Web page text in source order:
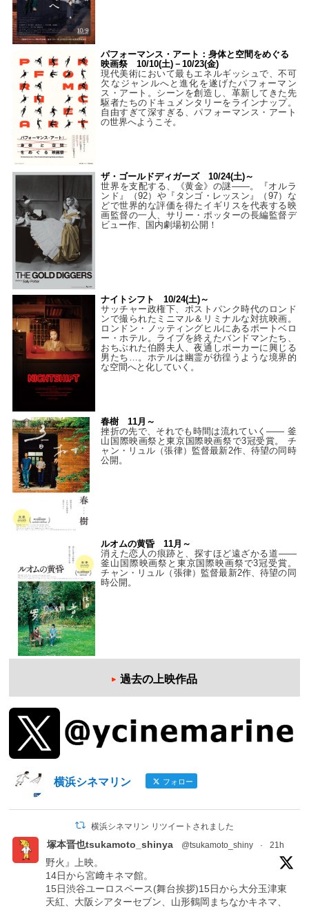
パフォーマンス・アート：身体と空間をめぐる
映画祭 10/10(土)－10/23(金)
現代美術において最もエネルギッシュで、不可
欠なジャンルへと進化を遂げたパフォーマン
ス・アート。シーンを創造し、革新してきた先
駆者たちのドキュメンタリーをラインナップ。
自由すぎて深すぎる、パフォーマンス・アート
の世界へようこそ。
ザ・ゴールドディガーズ 10/24(土)～
世界を支配する、《黄金》の謎――。『オルラ
ンド』（92）や『タンゴ・レッスン』（97）な
どで世界的な評価を得たイギリスを代表する映
画監督の一人、サリー・ポッターの長編監督デ
ビュー作、国内劇場初公開！
ナイトシフト 10/24(土)～
サッチャー政権下、ポストパンク時代のロンド
ンで撮られたミニマル＆リミナルな対抗映画。
ロンドン・ノッティングヒルにあるポートベロ
ー・ホテル。ライブを終えたバンドマンたち、
おちぶれた伯爵夫人、夜通しポーカーに興じる
男たち…。ホテルは幽霊が彷徨うような境界的
な空間へと化していく。
春樹 11月～
挫折の先で、それでも時間は流れていく—— 釜
山国際映画祭と東京国際映画祭で3冠受賞。 チ
ャン・リュル（張律）監督最新2作、待望の同時
公開。
ルオムの黄昏 11月～
消えた恋人の痕跡と、探すほど遠ざかる道——
釜山国際映画祭と東京国際映画祭で3冠受賞。
チャン・リュル（張律）監督最新2作、待望の同
時公開。
過去の上映作品
横浜シネマリン フォロー
横浜シネマリン リツイートされました
塚本晋也tsukamoto_shinya @tsukamoto_shiny · 21h
野火』上映。
14日から宮﨑キネマ館。
15日渋谷ユーロスペース(舞台挨拶)15日から大分玉津東
天紅、大阪シアターセブン、山形鶴岡まちなかキネマ、